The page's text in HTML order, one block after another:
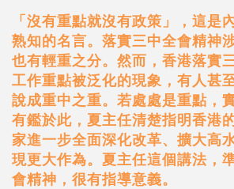
「沒有重點就沒有政策」，這是
熟知的名言。落實三中全會精神
也有輕重之分。然而，香港落實
工作重點被泛化的現象，有人甚
說成重中之重。若處處是重點，
有鑑於此，夏主任清楚指明香港
家進一步全面深化改革、擴大高
現更大作為。夏主任這個講法，
會精神，很有指導意義。